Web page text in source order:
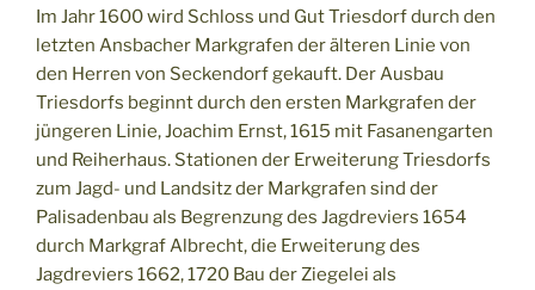
Im Jahr 1600 wird Schloss und Gut Triesdorf durch den
letzten Ansbacher Markgrafen der älteren Linie von
den Herren von Seckendorf gekauft. Der Ausbau
Triesdorfs beginnt durch den ersten Markgrafen der
jüngeren Linie, Joachim Ernst, 1615 mit Fasanengarten
und Reiherhaus. Stationen der Erweiterung Triesdorfs
zum Jagd- und Landsitz der Markgrafen sind der
Palisadenbau als Begrenzung des Jagdreviers 1654
durch Markgraf Albrecht, die Erweiterung des
Jagdreviers 1662, 1720 Bau der Ziegelei als